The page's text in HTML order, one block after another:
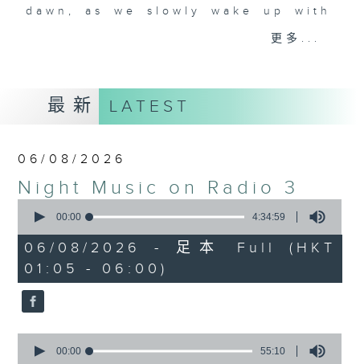
dawn, as we slowly wake up with
you. Enjoy the non-stop mellow
and soft rock hits, which gently
grow in pace, moving you towards
the 2000s and a perfect morning
Seven days a week from 1.05am...
更多...
最新 LATEST
06/08/2026
Night Music on Radio 3
seconds
4
hours,
34
minutes,
59
seconds
00:00 4:34:59
06/08/2026 - 足本 Full (HKT
01:05 - 06:00)
seconds
00:00 55:10